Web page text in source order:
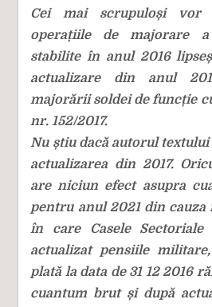
Cei mai scrupuloși vor
operațiile de majorare
stabilite în anul 2016
actualizare din anul
majorării soldei de funcție
nr. 152/2017.
Nu știu dacă autorul
actualizarea din 2017.
are niciun efect asupra
pentru anul 2021 din cauza
în care Casele
actualizat pensiile
plată la data de 31 12 2016
cuantum brut și după